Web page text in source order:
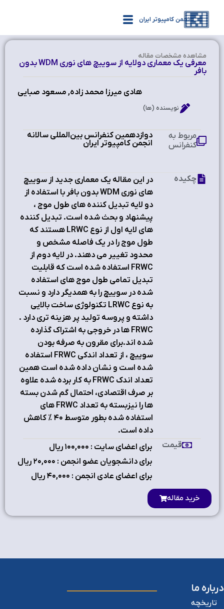
انجمن کامپیوتر ایران
مشاهده‌ مشخصات مقاله
معرفي يک معماري دولايه از سوييچ هاي نوري WDM بدون
بافر
هادي ميرزا محمد زاده, مسعود صبايي
نویسنده (ها)
دوازدهمین کنفرانس بین‌المللی سالانه
انجمن کامپیوتر ایران
مربوط به
کنفرانس
در اين مقاله يک معماري جديد از سوييچ
هاي نوري WDM بدون بافر با استفاده از
دو لايه تبديل کننده هاي طول موج ،
پيشنهاد و بحث شده است. تبديل کننده
هاي لايه اول از نوع LRWC هستند که
طول موج را در يک فاصله مشخص و
محدود تغيير مي دهند. در لايه دوم از
FRWC استفاده شده است که قابليت
تبديل تمامي طول موج هاي استفاده
شده در سوييچ را به همديگر دارد و نسبت
به نوع LRWC تکنولوژي ساخت بالايي
داشته و پروسه توليد پر هزينه تري دارد .
FRWC ها در خروجي به اشتراک گذارده
شده اند.براي مقرون به صرفه بودن
سوييچ ، از تعداد اندکي FRWC استفاده
شده است و نشان داده شده است همين
تعداد اندک FRWC به کار برده شده علاوه
بر صرف اقتصادي، احتمال گم شدن بسته
ها را نيزبسته به تعداد FRWC های
استفاده شده بطور متوسط ٤٠ % کاهش
داده است.
چکیده
برای اعضای سایت : ۱٠٠,٠٠٠ ریال
برای دانشجویان عضو انجمن : ۲٠,٠٠٠ ریال
برای اعضای عادی انجمن : ۴٠,٠٠٠ ریال
قیمت
خرید مقاله
درباره ما
تاریخچه